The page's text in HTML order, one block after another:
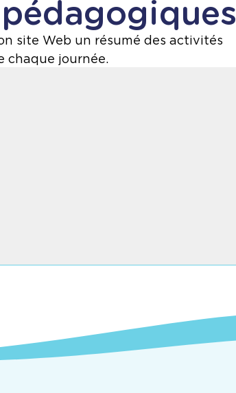
site Web un résumé des activités
chaque journée.